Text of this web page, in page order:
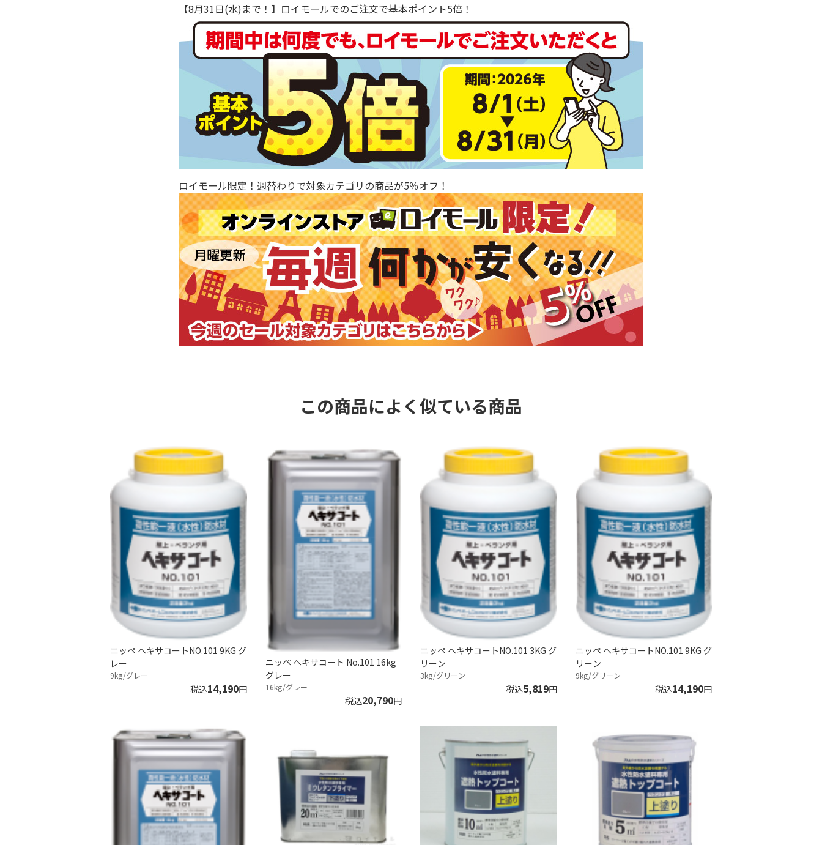
【8月31日(水)まで！】ロイモールでのご注文で基本ポイント5倍！
ロイモール限定！週替わりで対象カテゴリの商品が5％オフ！
この商品によく似ている商品
ニッペ ヘキサコートNO.101 9KG グ
レー
9kg/グレー
税込14,190円
ニッペ ヘキサコート No.101 16kg
グレー
16kg/グレー
税込20,790円
ニッペ ヘキサコートNO.101 3KG グ
リーン
3kg/グリーン
税込5,819円
ニッペ ヘキサコートNO.101 9KG グ
リーン
9kg/グリーン
税込14,190円